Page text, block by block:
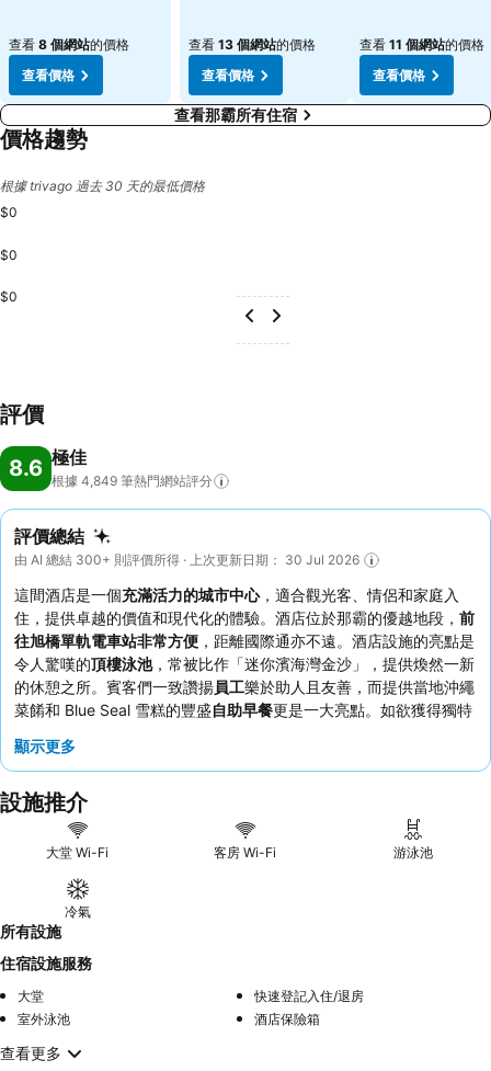
查看 8 個網站的價格
查看價格
查看 13 個網站的價格
查看價格
查看 11 個網站的價格
查看價格
查看那霸所有住宿
價格趨勢
根據 trivago 過去 30 天的最低價格
$0
$0
$0
評價
8.6 極佳
根據 4,849 筆熱門網站評分
評價總結
由 AI 總結 300+ 則評價所得 · 上次更新日期： 30 Jul 2026
這間酒店是一個充滿活力的城市中心，適合觀光客、情侶和家庭入
住，提供卓越的價值和現代化的體驗。酒店位於那霸的優越地段， 前
往旭橋單軌電車站非常方便 ，距離國際通亦不遠。酒店設施的亮點是
令人驚嘆的頂樓泳池，常被比作「迷你濱海灣金沙」，提供煥然一新
的休憩之所。賓客們一致讚揚員工樂於助人且友善，而提供當地沖繩
菜餚和 Blue Seal 雪糕的豐盛自助早餐更是一大亮點。如欲獲得獨特
顯示更多
設施推介
大堂 Wi-Fi 客房 Wi-Fi 游泳池
冷氣
所有設施
住宿設施服務
大堂
快速登記入住/退房
室外泳池
酒店保險箱
查看更多